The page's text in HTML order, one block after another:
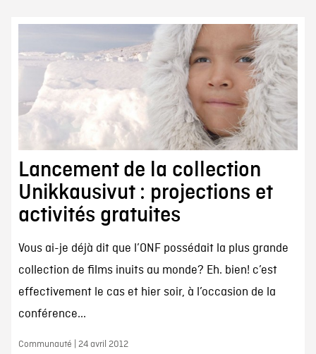
Lancement de la collection
Unikkausivut : projections et
activités gratuites
Vous ai-je déjà dit que l’ONF possédait la plus grande
collection de films inuits au monde? Eh. bien! c’est
effectivement le cas et hier soir, à l’occasion de la
conférence...
Communauté | 24 avril 2012